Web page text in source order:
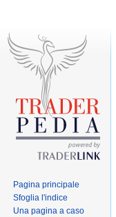
Pagina principale
Sfoglia l'indice
Una pagina a caso